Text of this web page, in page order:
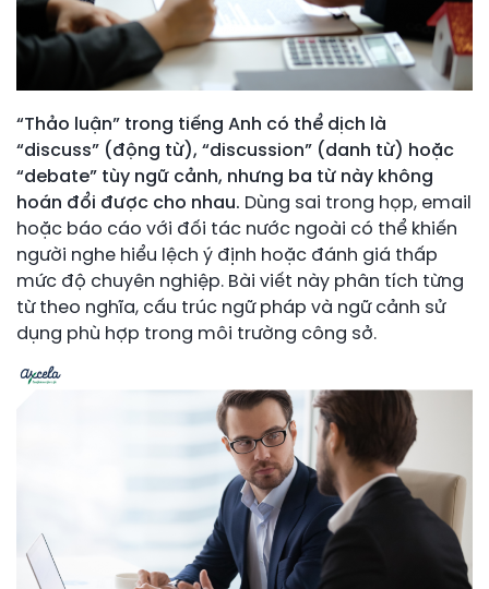
“Thảo luận” trong tiếng Anh có thể dịch là
“discuss” (động từ), “discussion” (danh từ) hoặc
“debate” tùy ngữ cảnh, nhưng ba từ này không
hoán đổi được cho nhau. Dùng sai trong họp, email
hoặc báo cáo với đối tác nước ngoài có thể khiến
người nghe hiểu lệch ý định hoặc đánh giá thấp
mức độ chuyên nghiệp. Bài viết này phân tích từng
từ theo nghĩa, cấu trúc ngữ pháp và ngữ cảnh sử
dụng phù hợp trong môi trường công sở.